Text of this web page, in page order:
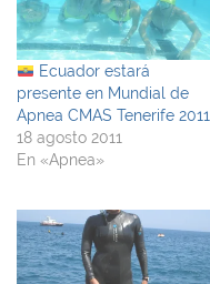
Ecuador estará
presente en Mundial de
Apnea CMAS Tenerife 2011
18 agosto 2011
En «Apnea»